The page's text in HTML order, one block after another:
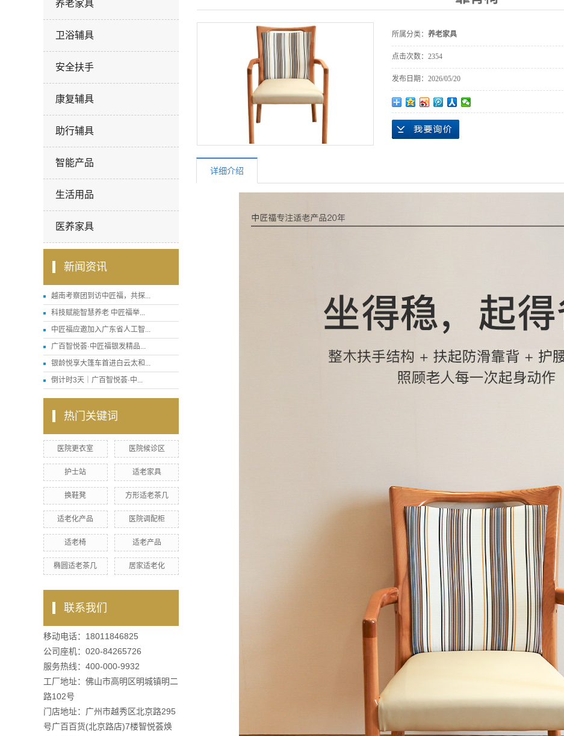
养老家具
卫浴辅具
安全扶手
康复辅具
助行辅具
智能产品
生活用品
医养家具
新闻资讯
越南考察团到访中匠福，共探...
科技赋能智慧养老 中匠福举...
中匠福应邀加入广东省人工智...
广百智悦荟·中匠福银发精品...
银龄悦享大篷车首进白云太和...
倒计时3天｜广百智悦荟·中...
热门关键词
医院更衣室 医院候诊区
护士站 适老家具
换鞋凳 方形适老茶几
适老化产品 医院调配柜
适老椅 适老产品
椭圆适老茶几 居家适老化
联系我们
移动电话：18011846825
公司座机：020-84265726
服务热线：400-000-9932
工厂地址：佛山市高明区明城镇明二
路102号
门店地址：广州市越秀区北京路295
号广百百货(北京路店)7楼智悦荟焕
所属分类： 养老家具
点击次数： 2354
发布日期： 2026/05/20
详细介绍